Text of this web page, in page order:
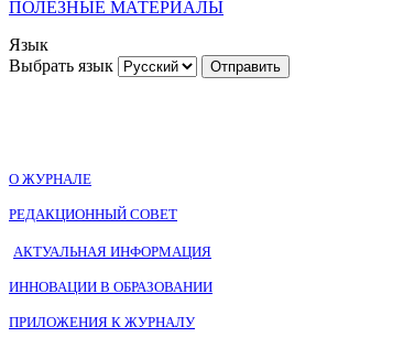
ПОЛЕЗНЫЕ МАТЕРИАЛЫ
Язык
Выбрать язык
О ЖУРНАЛЕ
РЕДАКЦИОННЫЙ СОВЕТ
АКТУАЛЬНАЯ ИНФОРМАЦИЯ
ИННОВАЦИИ В ОБРАЗОВАНИИ
ПРИЛОЖЕНИЯ К ЖУРНАЛУ